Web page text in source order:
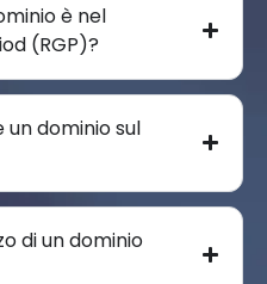
è nel
(RGP)?
dominio sul
di un dominio